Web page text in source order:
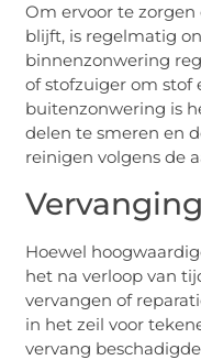
Om ervoor te
blijft, is regelmatig
binnenzonwering
of stofzuiger om stof
buitenzonwering is
delen te smeren en
reinigen volgens de
Hoewel
het na verloop van
vervangen of
in het zeil voor
vervang